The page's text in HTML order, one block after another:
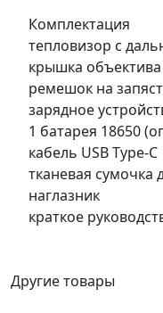
Комплектация
тепловизор с
крышка объектива
ремешок на
зарядное
1 батарея 18650
кабель USB Type-C
тканевая сумочка
наглазник
краткое
Другие товары